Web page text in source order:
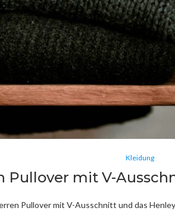
Kleidung
Pullover mit V-
Pullover mit V-Ausschnitt und das